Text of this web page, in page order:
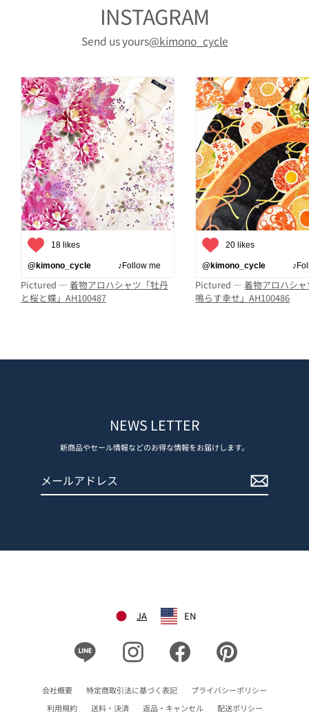
INSTAGRAM
Send us yours@kimono_cycle
18 likes
@kimono_cycle ♪Follow me
Pictured — 着物アロハシャツ「牡丹
と桜と蝶」AH100487
20 likes
@kimono_cycle
Pictured —着物アロハシ
鳴らす幸せ」AH100486
NEWS LETTER
新商品やセール情報などのお得な情報をお届けします。
JA EN
Instagram Facebook
会社概要 特定商取引法に基づく表記
プライバシーポリシー
利用規約
送料・決済 返品・キャンセル 配送ポリシー